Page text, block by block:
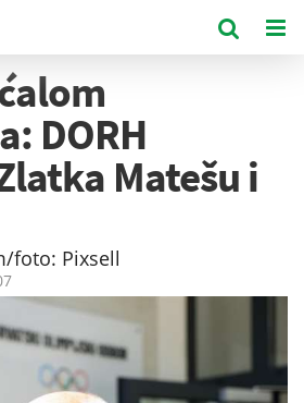
DORH
Matešu i
foto: Pixsell